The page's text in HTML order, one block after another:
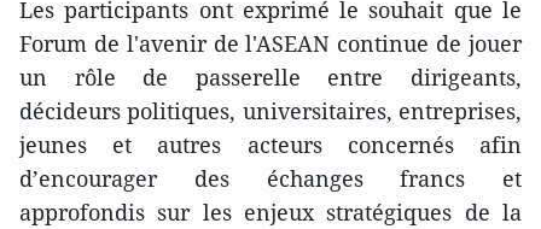
Les participants ont exprimé le souhait que le
Forum de l'avenir de l'ASEAN continue de jouer
un rôle de passerelle entre dirigeants,
décideurs politiques, universitaires, entreprises,
jeunes et autres acteurs concernés afin
d’encourager des échanges francs et
approfondis sur les enjeux stratégiques de la